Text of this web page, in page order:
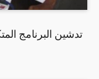
تدشين البرنامج